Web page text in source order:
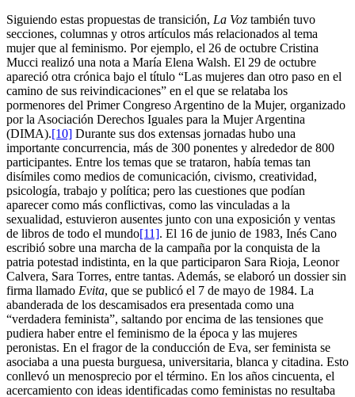
Siguiendo estas propuestas de transición, La Voz también tuvo
secciones, columnas y otros artículos más relacionados al tema
mujer que al feminismo. Por ejemplo, el 26 de octubre Cristina
Mucci realizó una nota a María Elena Walsh. El 29 de octubre
apareció otra crónica bajo el título “Las mujeres dan otro paso en el
camino de sus reivindicaciones” en el que se relataba los
pormenores del Primer Congreso Argentino de la Mujer, organizado
por la Asociación Derechos Iguales para la Mujer Argentina
(DIMA).[10] Durante sus dos extensas jornadas hubo una
importante concurrencia, más de 300 ponentes y alrededor de 800
participantes. Entre los temas que se trataron, había temas tan
disímiles como medios de comunicación, civismo, creatividad,
psicología, trabajo y política; pero las cuestiones que podían
aparecer como más conflictivas, como las vinculadas a la
sexualidad, estuvieron ausentes junto con una exposición y ventas
de libros de todo el mundo[11]. El 16 de junio de 1983, Inés Cano
escribió sobre una marcha de la campaña por la conquista de la
patria potestad indistinta, en la que participaron Sara Rioja, Leonor
Calvera, Sara Torres, entre tantas. Además, se elaboró un dossier sin
firma llamado Evita, que se publicó el 7 de mayo de 1984. La
abanderada de los descamisados era presentada como una
“verdadera feminista”, saltando por encima de las tensiones que
pudiera haber entre el feminismo de la época y las mujeres
peronistas. En el fragor de la conducción de Eva, ser feminista se
asociaba a una puesta burguesa, universitaria, blanca y citadina. Esto
conllevó un menosprecio por el término. En los años cincuenta, el
acercamiento con ideas identificadas como feministas no resultaba